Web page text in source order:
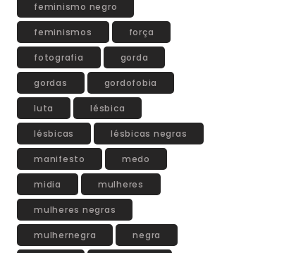
feminismo negro
feminismos força
fotografia gorda
gordas gordofobia
luta lésbica
lésbicas lésbicas negras
manifesto medo
midia mulheres
mulheres negras
mulhernegra negra